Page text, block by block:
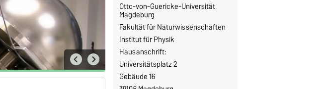
Otto-von-Guericke-Universität
Magdeburg
Fakultät für Naturwissenschaften
Institut für Physik
Hausanschrift:
Universitätsplatz 2
Gebäude 16